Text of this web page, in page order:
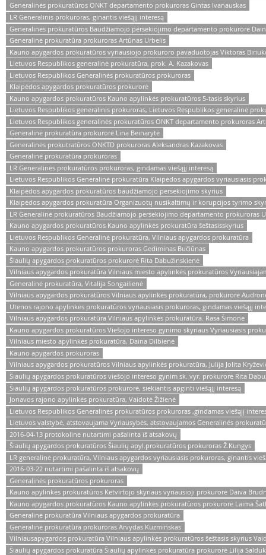
Generalinės prokuratūros ONKT departamento prokuroras Gintas Ivanauskas
LR Generalinis prokuroras, ginantis viešąjį interesą
Generalinės prokuratūros Baudžiamojo persekiojimo departamento prokurorė
Generalinė prokuratūra prokuroras Artūnas Urbelis
Kauno apygardos prokuratūros vyriausiojo prokuroro pavaduotojas Viktoras
Lietuvos Respublikos generalinė prokuratūra, prok. A. Kazakovas
Lietuvos Respublikos Generalinės prokuratūros prokuroras
Klaipėdos apygardos prokuratūros prokurorė
Kauno apygardos prokuratūros Kauno apylinkės prokuratūros 5-tasis skyrius
Lietuvos Respublikos generalinis prokuroras, Lietuvos Respublikos generalinė
Lietuvos Respublikos generalinės prokuratūros ONKT departamento prokuroras
Generalinė prokuratūra prokurorė Lina Beinarytė
Generalinės prokutratūros ONKTD prokuroras Aleksandras Kazakovas
Generalinė prokuratūra prokuroras
LR Generalinės prokuratūros prokuroras, gindamas viešąjį interesą
Lietuvos Respublikos Generalinė prokuratūra Klaipėdos apygardos vyriausiasis
Klaipėdos apygardos prokuratūros baudžiamojo persekiojimo skyrius
Klaipėdos apygardos prokuratūra Organizuotų nusikaltimų ir korupcijos tyrimo
LR Generalinė prokuratūros Baudžiamojo persekiojimo departamento prokuroras
Kauno apygardos prokuratūros Kauno apylinkės prokuratūra šeštasisskyrius
Lietuvos Respublikos Generalinė prokuratūra, Vilniaus apygardos prokuratūra
Kauno apygardos prokuratūros prokuroras Gediminas Bučiūnas
Šiaulių apygardos prokuratūros prokurorė Rita Dabužinskienė
Vilniaus apygardos prokuratūra Vilniaus miesto apylinkės prokuratūros
Generalinė prokuratūra, Vitalija Songailienė
Vilniaus apygardos prokuratūros Vilniaus apylinkės prokuratūra, prokurorė
Utenos rajono apylinkės prokuratūros vyriausiasis prokuroras, gindamas viešąjį
Vilniaus apygardos prokuratūra Vilniaus apylinkės prokuratūra. Rasa Šimonė
Kauno apygardos prokuratūros Viešojo intereso gynimo skyriaus Vyriausiasis
Vilniaus miesto apylinkės prokuratūra, Daina Dilbienė
Kauno apygardos prokuroras
Vilniaus apygardos prokuratūros Vilniaus apylinkės prokuratūra, Julija Jolita
Šiaulių apygardos prokuratūros viešojo intereso gynim sk. vyr. prokurorė Rita
Šiaulių apygardos prokuratūros prokurorė, siekiantis apginti viešąjį interesą
Jonavos rajono apylinkės prokuratūra, Vaidotė Žižienė
Lietuvos Respublikos Generalinės prokuratūros prokuroras ,gindamas viešąjį
Lietuvos valstybė, atstovaujama Vyriausybės, atstovaujamos Generalinės
2016-04-13 protokoline nutartimi pašalinta iš atsakovų
Šiaulių apygardos prokuratūros Šiaulių apyl.prokuratūros prokuroras Ž.Kungys
LR generalinė prokuratūra, Vilniaus apygardos vyriausiasis prokuroras, ginantis
2016-03-22 nutartimi pašalinta iš atsakovų
Generalinės prokuratūros prokuroras
Kauno apylinkės prokuratūros Ketvirtojo skyriaus vyriausioji prokurorė Daiva
Kauno apygardos prokuratūros Kauno apylinkės prokuratūros prokurorė Laima
Generalinė prokuratūra Vilniaus apygardos prokuratūra
Generalinė prokuratūra prokuroras Arvydas Kuzminskas
Vilniausapygardos prokuratūra Vilniaus apylinkės prokuratūros šeštasis skyrius
Šiaulių apygardos prokuratūra Šiaulių apylinkės prokuratūra prokurorė Lilija